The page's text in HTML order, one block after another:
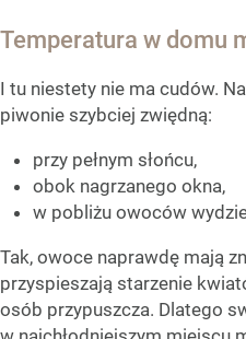
Temperatura w domu
I tu niestety nie ma cudów.
piwonie szybciej zwiędną:
przy pełnym słońcu,
obok nagrzanego okna,
w pobliżu owoców
Tak, owoce naprawdę mają
przyspieszają starzenie
osób przypuszcza. Dlatego